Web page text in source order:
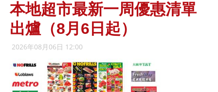
本地超市最新一周優惠清單
出爐（8月6日起）
2026年08月06日 12:00